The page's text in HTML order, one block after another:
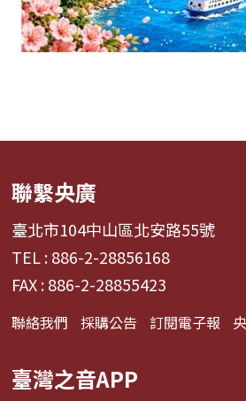
聯繫央廣
臺北市104中山區北安路55號
TEL : 886-2-28856168
FAX : 886-2-28855423
聯絡我們 採購公告 訂閱電子報
臺灣之音APP